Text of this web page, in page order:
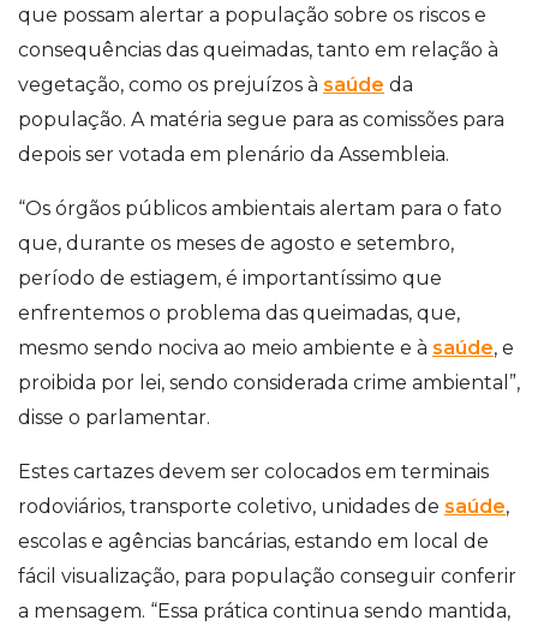
que possam alertar a população sobre os riscos e
consequências das queimadas, tanto em relação à
vegetação, como os prejuízos à saúde da
população. A matéria segue para as comissões para
depois ser votada em plenário da Assembleia.
“Os órgãos públicos ambientais alertam para o fato
que, durante os meses de agosto e setembro,
período de estiagem, é importantíssimo que
enfrentemos o problema das queimadas, que,
mesmo sendo nociva ao meio ambiente e à saúde, e
proibida por lei, sendo considerada crime ambiental”,
disse o parlamentar.
Estes cartazes devem ser colocados em terminais
rodoviários, transporte coletivo, unidades de saúde,
escolas e agências bancárias, estando em local de
fácil visualização, para população conseguir conferir
a mensagem. “Essa prática continua sendo mantida,